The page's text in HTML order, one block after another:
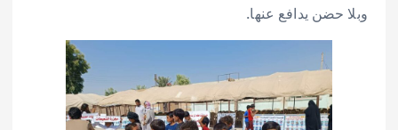
وبلا حضن يدافع عنها.